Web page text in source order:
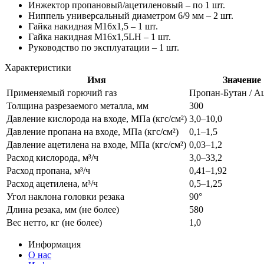
Инжектор пропановый/ацетиленовый – по 1 шт.
Ниппель универсальный диаметром 6/9 мм – 2 шт.
Гайка накидная M16х1,5 – 1 шт.
Гайка накидная M16х1,5LH – 1 шт.
Руководство по эксплуатации – 1 шт.
Характеристики
Имя
Значение
Применяемый горючий газ
Пропан-Бутан /
Толщина разрезаемого металла, мм
300
Давление кислорода на входе, МПа (кгс/см²) 3,0–10,0
Давление пропана на входе, МПа (кгс/см²)
0,1–1,5
Давление ацетилена на входе, МПа (кгс/см²) 0,03–1,2
Расход кислорода, м³/ч
3,0–33,2
Расход пропана, м³/ч
0,41–1,92
Расход ацетилена, м³/ч
0,5–1,25
Угол наклона головки резака
90°
Длина резака, мм (не более)
580
Вес нетто, кг (не более)
1,0
Информация
О нас